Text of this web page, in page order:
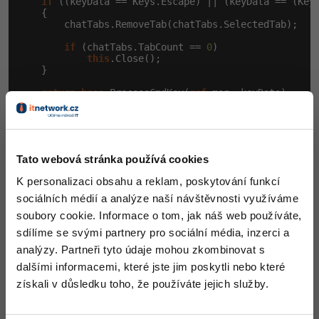
Tato webová stránka používá cookies
K personalizaci obsahu a reklam, poskytování funkcí
sociálních médií a analýze naší návštěvnosti využíváme
soubory cookie. Informace o tom, jak náš web používáte,
sdílíme se svými partnery pro sociální média, inzerci a
analýzy. Partneři tyto údaje mohou zkombinovat s
dalšími informacemi, které jste jim poskytli nebo které
získali v důsledku toho, že používáte jejich služby.
Windows
Linux
Sítě
Kybernetická bezpečnost
Elektronický podpis
Fórum
Fórum
    {
        chatTabs.RemoveTab(chatTabs.SelectedTab);
if (chatTabs.TabCount == 0)
this .Close();
    }
return base.ProcessCmdKey(ref msg, keyData);
}
když tam nastavíme OwnerDrawFixed
události DrawItem a ostatních Draw událostech kreslit
co chceme. Já jsem si udělal takovýhle krásný
kresleníčko.
private void chatTabs_DrawItem(object sender,
if (e.Index == -1) return;
(Brush textBrush =
ChatTabPage tab =